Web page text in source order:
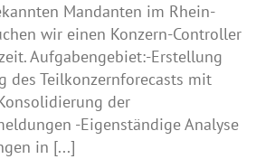
Mandanten im Rhein-
wir einen Konzern-Controller
Aufgabengebiet:-Erstellung
des Teilkonzernforecasts mit
der
-Eigenständige Analyse
in [...]